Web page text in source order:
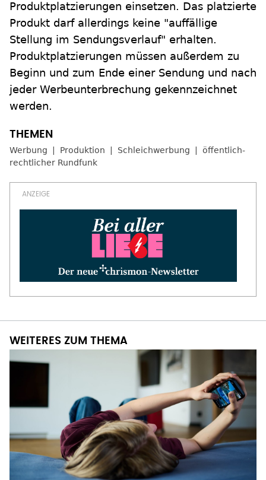
Produktplatzierungen einsetzen. Das platzierte
Produkt darf allerdings keine "auffällige
Stellung im Sendungsverlauf" erhalten.
Produktplatzierungen müssen außerdem zu
Beginn und zum Ende einer Sendung und nach
jeder Werbeunterbrechung gekennzeichnet
werden.
Werbung Produktion Schleichwerbung
öffentlich-
rechtlicher Rundfunk
WEITERES ZUM THEMA